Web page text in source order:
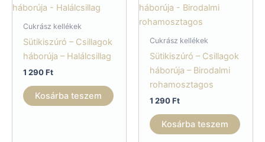
Cukrász kellékek
Sütikiszúró – Csillagok
háborúja – Halálcsillag
1 290Ft
Kosárba teszem
Cukrász kellékek
Sütikiszúró – Csillagok
háborúja – Birodalmi
rohamosztagos
1 290Ft
Kosárba teszem